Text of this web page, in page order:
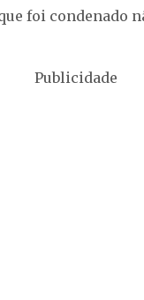
foi condenado
Publicidade